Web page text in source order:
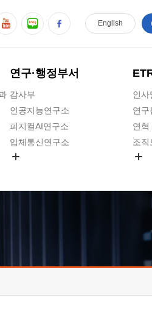
연구·행정부서
감사부
인공지능연구소
피지컬AI연구소
입체통신연구소
호남권연구본부
기획본부
인사
연구
연혁
조직
연
주
English